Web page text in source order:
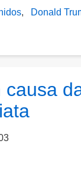
Donald